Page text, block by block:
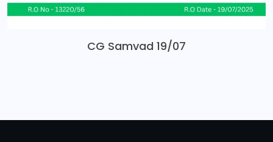
CG Samvad 19/07